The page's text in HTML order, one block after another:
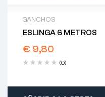
GANCHOS
ESLINGA 6 METROS
€ 9,80
(0)